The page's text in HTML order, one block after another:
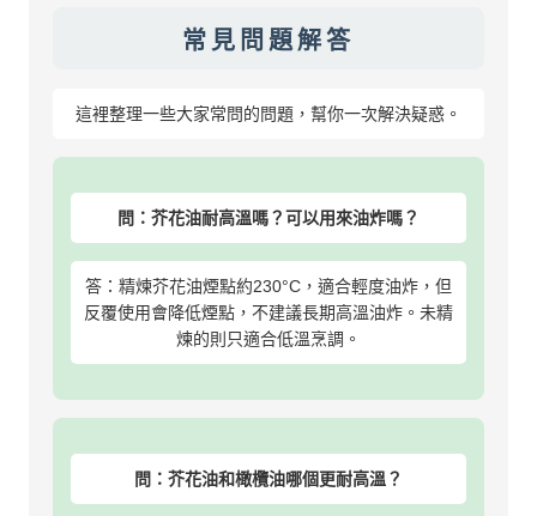
常見問題解答
這裡整理一些大家常問的問題，幫你一次解決疑惑。
問：芥花油耐高溫嗎？可以用來油炸嗎？
答：精煉芥花油煙點約230°C，適合輕度油炸，但
反覆使用會降低煙點，不建議長期高溫油炸。未精
煉的則只適合低溫烹調。
問：芥花油和橄欖油哪個更耐高溫？